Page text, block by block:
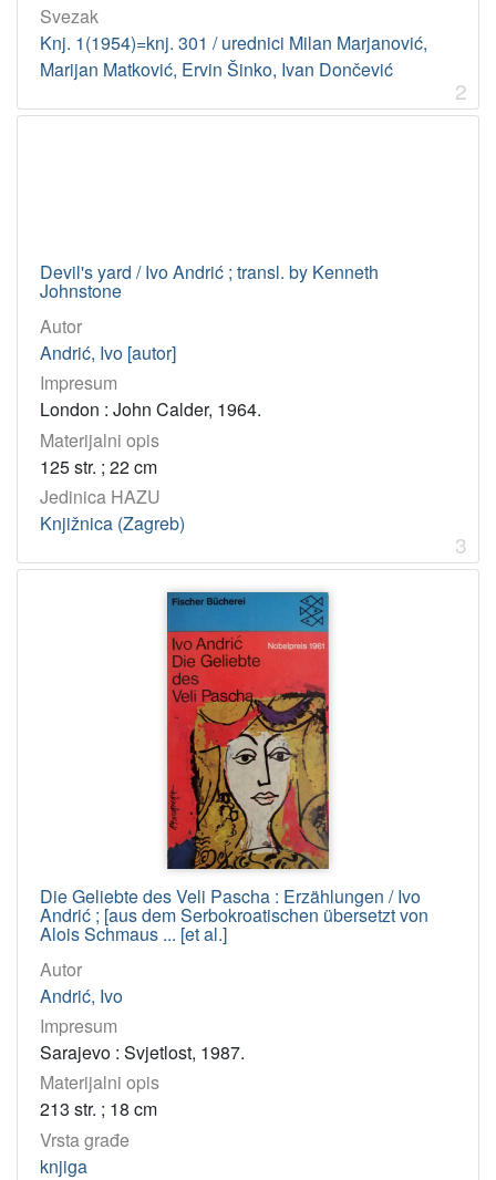
Svezak
Knj. 1(1954)=knj. 301 / urednici Milan Marjanović,
Marijan Matković, Ervin Šinko, Ivan Dončević
2
Devil's yard / Ivo Andrić ; transl. by Kenneth
Johnstone
Autor
Andrić, Ivo [autor]
Impresum
London : John Calder, 1964.
Materijalni opis
125 str. ; 22 cm
Jedinica HAZU
Knjižnica (Zagreb)
3
Die Geliebte des Veli Pascha : Erzählungen / Ivo
Andrić ; [aus dem Serbokroatischen übersetzt von
Alois Schmaus ... [et al.]
Autor
Andrić, Ivo
Impresum
Sarajevo : Svjetlost, 1987.
Materijalni opis
213 str. ; 18 cm
Vrsta građe
knjiga